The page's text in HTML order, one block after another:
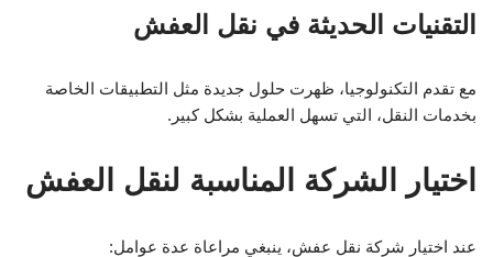
التقنيات الحديثة في نقل العفش
مع تقدم التكنولوجيا، ظهرت حلول جديدة مثل التطبيقات الخاصة
بخدمات النقل، التي تسهل العملية بشكل كبير.
اختيار الشركة المناسبة لنقل العفش
عند اختيار شركة نقل عفش، ينبغي مراعاة عدة عوامل: